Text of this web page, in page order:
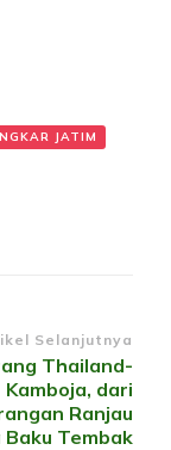
JATIM
Selanjutnya
Thailand-
Kamboja, dari
Ranjau
Baku Tembak